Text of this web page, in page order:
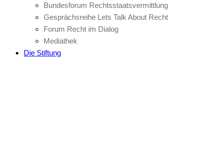
Bundesforum Rechtsstaatsvermittlung
Gesprächsreihe Lets Talk About Recht
Forum Recht im Dialog
Mediathek
Die Stiftung